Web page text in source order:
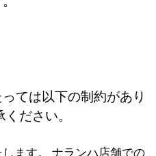
ては以下の制約があり
ださい。
ます。 ナランハ店舗での